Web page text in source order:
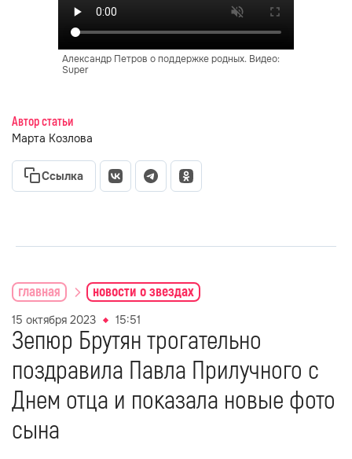
Александр Петров о поддержке родных. Видео:
Super
Автор статьи
Марта Козлова
Ссылка
главная новости о звездах
15 октября 2023 15:51
Зепюр Брутян трогательно
поздравила Павла Прилучного с
Днем отца и показала новые фото
сына